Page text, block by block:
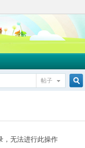
帖子
，无法进行此操作